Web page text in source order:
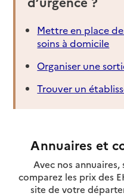
Mettre en place
soins à domicile
Organiser une
Trouver un
Annuaires et
Avec nos
comparez les prix des
site de votre